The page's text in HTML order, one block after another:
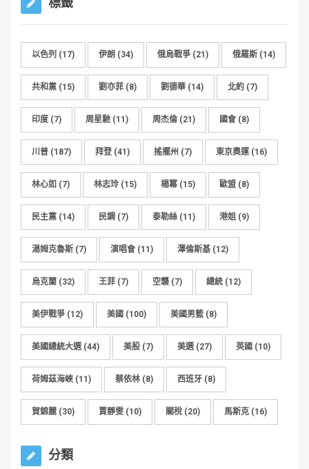
以色列 (17) 伊朗 (34) 俄烏戰爭 (21) 俄羅斯 (14)
共和黨 (15) 劉亦菲 (8) 劉德華 (14) 北約 (7)
印度 (7) 周星馳 (11) 周杰倫 (21) 國會 (8)
川普 (187) 拜登 (41) 搖擺州 (7) 東京奧運(16)
林心如 (7) 林志玲 (15) 楊冪 (15) 歐盟 (8)
民主黨 (14) 民調 (7) 泰勒絲 (11) 港姐 (9)
湯姆克魯斯 (7) 演唱會 (11) 澤倫斯基 (12)
烏克蘭 (32) 王菲 (7) 空襲 (7) 總統 (12)
美伊戰爭 (12) 美國 (100) 美國男籃 (8)
美國總統大選(44) 美股 (7) 美選(27) 英國 (10)
荷姆茲海峽 (11) 蔡依林 (8) 西班牙 (8)
賀錦麗 (30) 賈靜雯 (10) 關稅 (20) 馬斯克 (16)
分類